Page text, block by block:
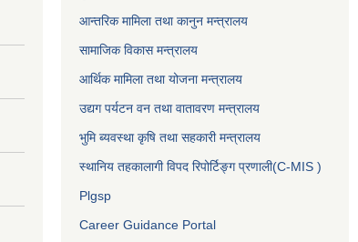
आन्तरिक मामिला तथा कानुन मन्त्रालय
सामाजिक विकास मन्त्रालय
आर्थिक मामिला तथा योजना मन्त्रालय
उद्यग पर्यटन वन तथा वातावरण मन्त्रालय
भुमि ब्यवस्था कृषि तथा सहकारी मन्त्रालय
स्थानिय तहकालागी विपद रिपोर्टिङ्ग प्रणाली(C-MIS )
Plgsp
Career Guidance Portal